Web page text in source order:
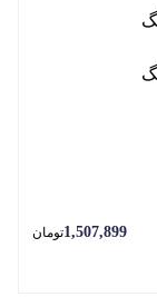
1,507,899تومان